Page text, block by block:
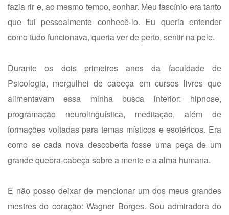
fazia rir e, ao mesmo tempo, sonhar. Meu fascínio era tanto
que fui pessoalmente conhecê-lo. Eu queria entender
como tudo funcionava, queria ver de perto, sentir na pele.
Durante os dois primeiros anos da faculdade de
Psicologia, mergulhei de cabeça em cursos livres que
alimentavam essa minha busca interior: hipnose,
programação neurolinguística, meditação, além de
formações voltadas para temas místicos e esotéricos. Era
como se cada nova descoberta fosse uma peça de um
grande quebra-cabeça sobre a mente e a alma humana.
E não posso deixar de mencionar um dos meus grandes
mestres do coração: Wagner Borges. Sou admiradora do